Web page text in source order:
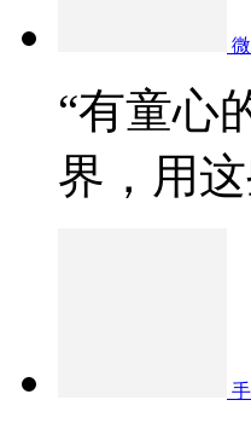
“有童心
界，用